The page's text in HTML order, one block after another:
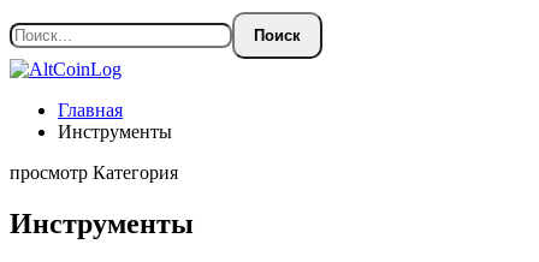
Главная
Инструменты
просмотр Категория
Инструменты